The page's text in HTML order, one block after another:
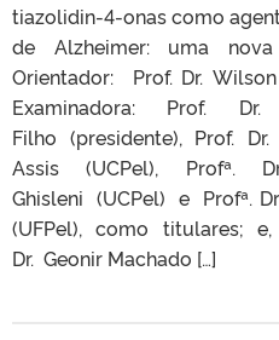
tiazolidin-4-onas como
de Alzheimer: uma nova
Orientador: Prof. Dr.
Examinadora: Prof.
Filho (presidente), Prof.
Assis (UCPel), Profª.
Ghisleni (UCPel) e Profª.
(UFPel), como titulares;
Dr. Geonir Machado […]